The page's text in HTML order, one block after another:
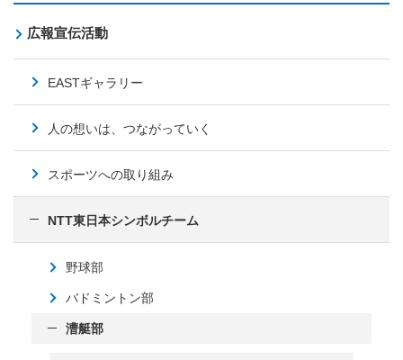
広報宣伝活動
EASTギャラリー
人の想いは、つながっていく
スポーツへの取り組み
NTT東日本シンボルチーム
野球部
バドミントン部
漕艇部